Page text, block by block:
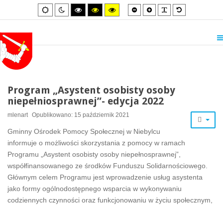
Default
mode
Night
mode
High
contrast
High
contrast
High
contrast
Smaller
font
Larger
font
Default
font
Program „Asystent osobisty osoby
niepełniosprawnej”- edycja 2022
mlenart Opublikowano: 15 październik 2021
Gminny Ośrodek Pomocy Społecznej w Niebylcu
informuje o możliwości skorzystania z pomocy w ramach
Programu „Asystent osobisty osoby niepełnosprawnej”,
współfinansowanego ze środków Funduszu Solidarnościowego.
Głównym celem Programu jest wprowadzenie usług asystenta
jako formy ogólnodostępnego wsparcia w wykonywaniu
codziennych czynności oraz funkcjonowaniu w życiu społecznym,